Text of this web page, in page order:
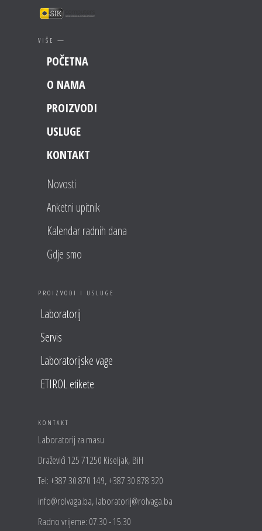
VIŠE —
POČETNA
O NAMA
PROIZVODI
USLUGE
KONTAKT
Novosti
Anketni upitnik
Kalendar radnih dana
Gdje smo
PROIZVODI I USLUGE
Laboratorij
Servis
Laboratorijske vage
ETIROL etikete
KONTAKT
Laboratorij za masu
Draževići 125 71250 Kiseljak, BiH
Tel: +387 30 870 149, +387 30 878 320
info@rolvaga.ba, laboratorij@rolvaga.ba
Radno vrijeme: 07.30 - 15.30